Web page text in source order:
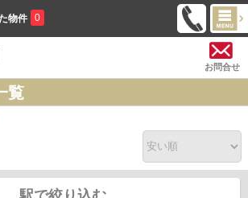
物件 0
お問合せ
覧